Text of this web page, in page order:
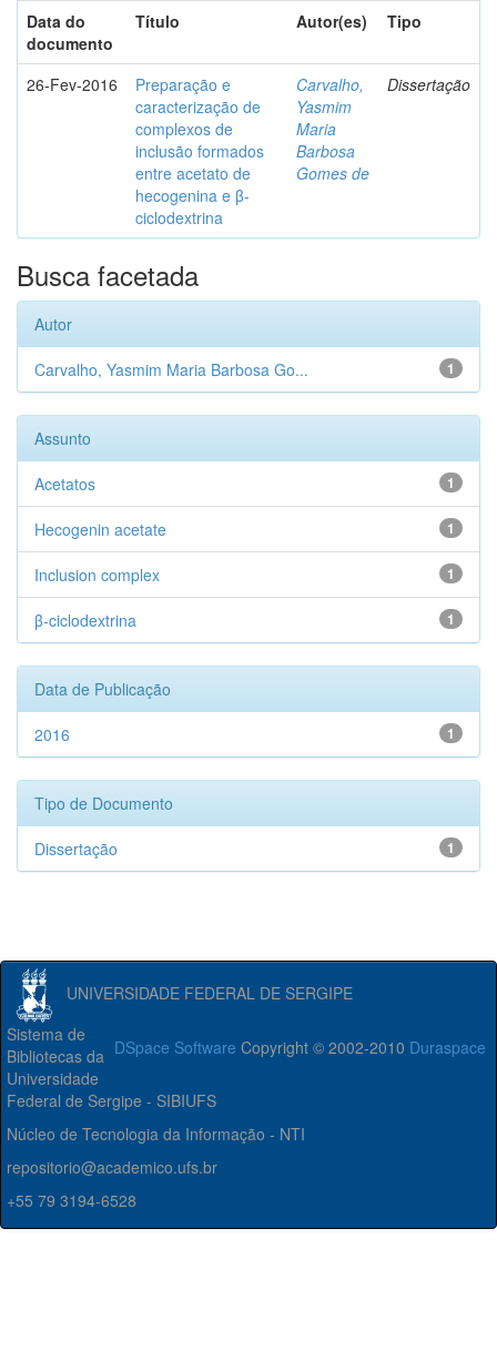
Data do
documento
Título Autor(es) Tipo
26-Fev-2016
Preparação e
caracterização de
complexos de
inclusão formados
entre acetato de
hecogenina e β-
ciclodextrina
Carvalho,
Yasmim
Maria
Barbosa
Gomes de
Dissertação
Busca facetada
Autor
1
Carvalho, Yasmim Maria Barbosa Go...
Assunto
1
Acetatos
1
Hecogenin acetate
1
Inclusion complex
1
β-ciclodextrina
Data de Publicação
1
2016
Tipo de Documento
1
Dissertação
UNIVERSIDADE FEDERAL DE SERGIPE
DSpace Software Copyright © 2002-2010 Duraspace
Sistema de
Bibliotecas da
Universidade
Federal de Sergipe - SIBIUFS
Núcleo de Tecnologia da Informação - NTI
repositorio@academico.ufs.br
+55 79 3194-6528